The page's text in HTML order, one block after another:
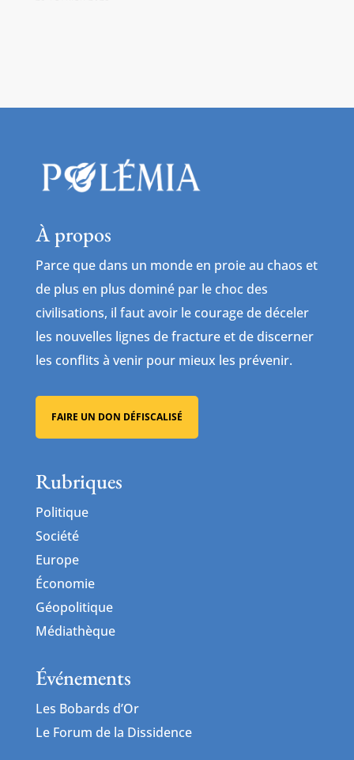
À propos
Parce que dans un monde en proie au chaos et
de plus en plus dominé par le choc des
civilisations, il faut avoir le courage de déceler
les nouvelles lignes de fracture et de discerner
les conflits à venir pour mieux les prévenir.
FAIRE UN DON DÉFISCALISÉ
Rubriques
Politique
Société
Europe
Économie
Géopolitique
Médiathèque
Événements
Les Bobards d’Or
Le Forum de la Dissidence